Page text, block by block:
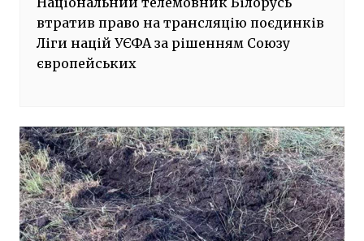
втратив право на трансляцію поєдинків
Ліги націй УЄФА за рішенням Союзу
європейських